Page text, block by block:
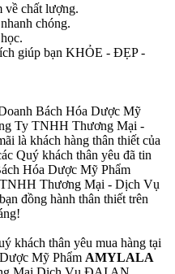
về chất lượng.
chóng.
giúp bạn KHỎE - ĐẸP -
Bách Hóa Dược Mỹ
Ty TNHH Thương Mại -
là khách hàng thân thiết của
Quý khách thân yêu đã tin
Hóa Dược Mỹ Phẩm
Thương Mại - Dịch Vụ
đồng hành thân thiết trên
khách thân yêu mua hàng tại
Mỹ Phẩm AMYLALA